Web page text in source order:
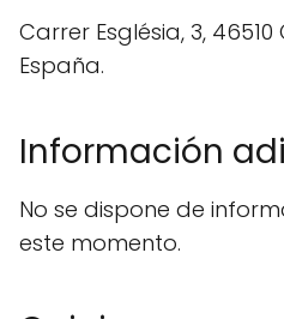
Carrer Església, 3,
España.
Información
No se dispone de
este momento.